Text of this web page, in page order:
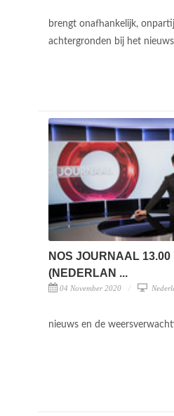
brengt onafhankelijk,
achtergronden bij het
NOS JOURNAAL 13.00
(NEDERLAN ...
04 November 2020
nieuws en de